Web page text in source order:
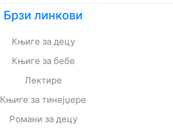
Брзи линкови
Књиге за децу
Књиге за бебе
Лектире
Књиге за тинејџере
Романи за децу